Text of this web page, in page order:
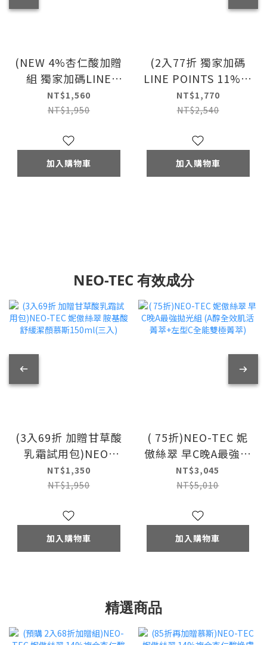
(NEW 4%杏仁酸加贈
組 獨家加碼LINE
POINTS 11%回
饋)NeoStrata 芯絲翠
乳 50ml
NT$1,560
NT$1,950
加入購物車
(2入77折 獨家加碼
LINE POINTS 11%回
饋 )NeoStrata 芯絲
翠 果酸活膚修護乳液
NT$1,770
NT$2,540
加入購物車
NEO-TEC 有效成分
(3入69折 加贈甘草酸
乳霜試用包)NEO-
TEC 妮傲絲翠 胺基酸
舒緩潔顏慕斯
NT$1,350
NT$1,950
加入購物車
( 75折)NEO-TEC 妮
傲絲翠 早C晚A最強拋
光組 (A醇全效肌活菁
萃+左型C全能雙極菁
NT$3,045
NT$5,010
加入購物車
精選商品